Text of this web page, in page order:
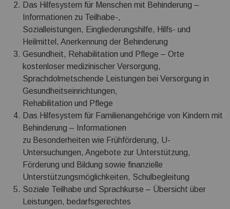
Das Hilfesystem für Menschen mit Behinderung –
Informationen zu Teilhabe-,
Sozialleistungen, Eingliederungshilfe, Hilfs- und
Heilmittel, Anerkennung der Behinderung
Gesundheit, Rehabilitation und Pflege – Orte
kostenloser medizinischer Versorgung,
Sprachdolmetschende Leistungen bei Versorgung in
Gesundheitseinrichtungen,
Rehabilitation und Pflege
Das Hilfesystem für Familienangehörige von Kindern mit
Behinderung – Informationen
zu Besonderheiten wie Frühförderung, U-
Untersuchungen, Angebote zur Unterstützung,
Förderung und Bildung sowie finanzielle
Unterstützungsmöglichkeiten, Schulbegleitung
Soziale Teilhabe und Sprachkurse – Übersicht über
Leistungen, bedarfsgerechtes